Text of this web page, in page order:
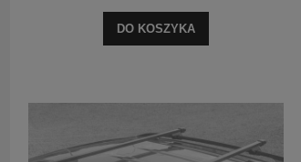
DO KOSZYKA